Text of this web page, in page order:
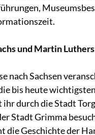
und Martin
nach Sachsen
bis heute
ihr durch die Stadt
Stadt Grimma
die Geschichte der